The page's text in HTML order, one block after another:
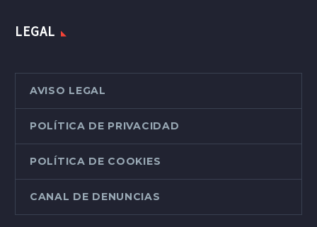
LEGAL
AVISO LEGAL
POLÍTICA DE PRIVACIDAD
POLÍTICA DE COOKIES
CANAL DE DENUNCIAS